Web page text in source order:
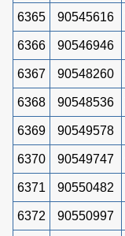
6365 90545616
6366 90546946
6367 90548260
6368 90548536
6369 90549578
6370 90549747
6371 90550482
6372 90550997